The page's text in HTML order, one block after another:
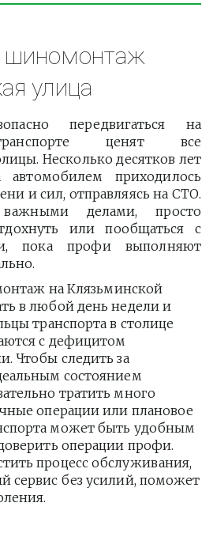
улица
передвигаться на
ценят все
Несколько десятков лет
приходилось
и сил, отправляясь на СТО.
делами, просто
или пообщаться с
пока профи выполняют
на Клязьминской
в любой день недели и
транспорта в столице
с дефицитом
Чтобы следить за
состоянием
тратить много
операции или плановое
может быть удобным
операции профи.
процесс обслуживания,
сервис без усилий, поможет